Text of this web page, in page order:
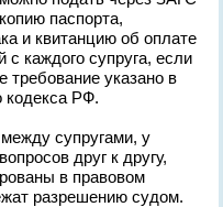
паспорта,
и квитанцию об оплате
каждого супруга, если
требование указано в
кодекса РФ.
супругами, у
друг к другу,
в правовом
разрешению судом.